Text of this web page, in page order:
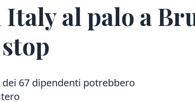
al palo a
67 dipendenti potrebbero